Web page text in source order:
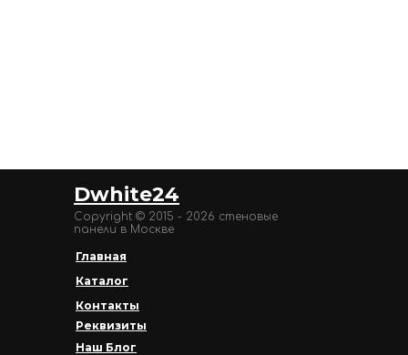
Главная
Каталог
Контакты
Реквизиты
Наш Блог
Copyright © 2015 - 2026 стеновые
панели в Москве
Dwhite24